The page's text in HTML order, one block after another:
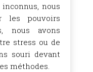
nous
les pouvoirs
nous avons
stress ou de
souri devant
méthodes.